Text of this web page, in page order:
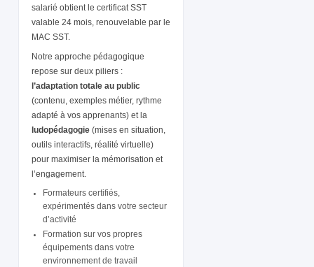
salarié obtient le certificat SST
valable 24 mois, renouvelable par le
MAC SST.
Notre approche pédagogique
repose sur deux piliers :
l’adaptation totale au public
(contenu, exemples métier, rythme
adapté à vos apprenants) et la
ludopédagogie (mises en situation,
outils interactifs, réalité virtuelle)
pour maximiser la mémorisation et
l’engagement.
Formateurs certifiés,
expérimentés dans votre secteur
d’activité
Formation sur vos propres
équipements dans votre
environnement de travail